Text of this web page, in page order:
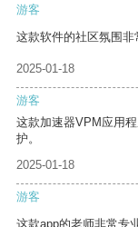
游客
这款软件的社区氛围非
2025-01-18
游客
这款加速器VPM应用
护。
2025-01-18
游客
这款app的老师非常专